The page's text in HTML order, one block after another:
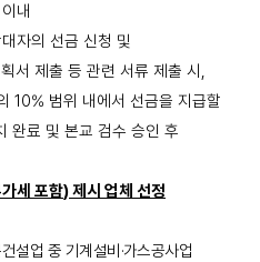
내
자의 선금 신청 및
서 제출 등 관련 서류 제출 시,
10% 범위 내에서 선금을 지급할
완료 및 본교 검수 승인 후
세 포함)제시 업체 선정
설업 중 기계설비·가스공사업